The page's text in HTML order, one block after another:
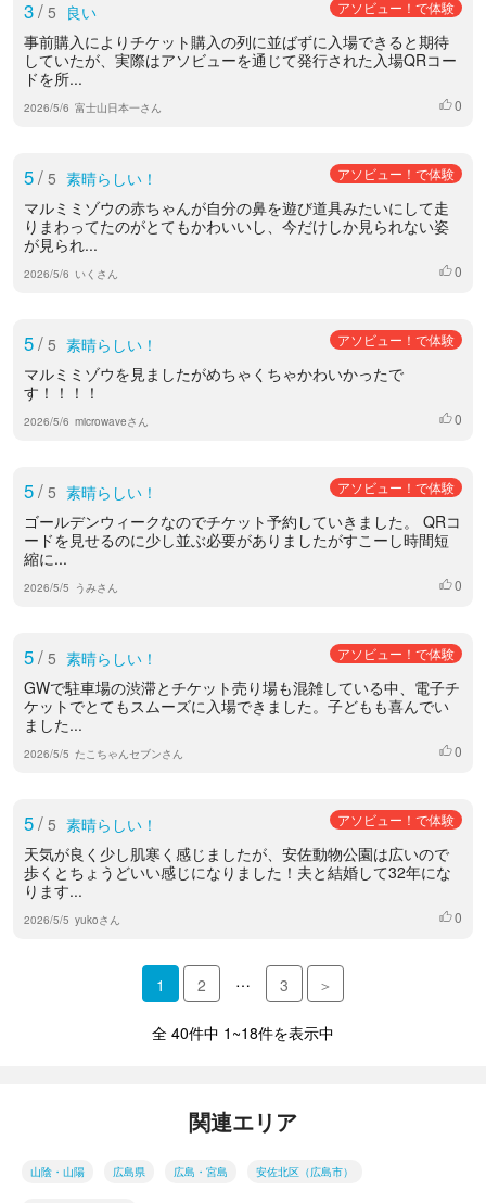
3/ 5 良い アソビュー！で体験
事前購入によりチケット購入の列に並ばずに入場できると期待
していたが、実際はアソビューを通じて発行された入場QRコー
ドを所...
2026/5/6 富士山日本一さん いいね
0
5/ 5 素晴らしい！ アソビュー！で体験
マルミミゾウの赤ちゃんが自分の鼻を遊び道具みたいにして走
りまわってたのがとてもかわいいし、今だけしか見られない姿
が見られ...
2026/5/6 いくさん いいね
0
5/ 5 素晴らしい！ アソビュー！で体験
マルミミゾウを見ましたがめちゃくちゃかわいかったで
す！！！！
2026/5/6 microwaveさん いいね
0
5/ 5 素晴らしい！ アソビュー！で体験
ゴールデンウィークなのでチケット予約していきました。 QRコ
ードを見せるのに少し並ぶ必要がありましたがすこーし時間短
縮に...
2026/5/5 うみさん いいね
0
5/ 5 素晴らしい！ アソビュー！で体験
GWで駐車場の渋滞とチケット売り場も混雑している中、電子チ
ケットでとてもスムーズに入場できました。子どもも喜んでい
ました...
2026/5/5 たこちゃんセブンさん いいね
0
5/ 5 素晴らしい！ アソビュー！で体験
天気が良く少し肌寒く感じましたが、安佐動物公園は広いので
歩くとちょうどいい感じになりました！夫と結婚して32年にな
ります...
2026/5/5 yukoさん いいね
0
1 2 … 3 ＞
全 40件中 1~18件を表示中
関連エリア
山陰・山陽 広島県 広島・宮島 安佐北区（広島市）